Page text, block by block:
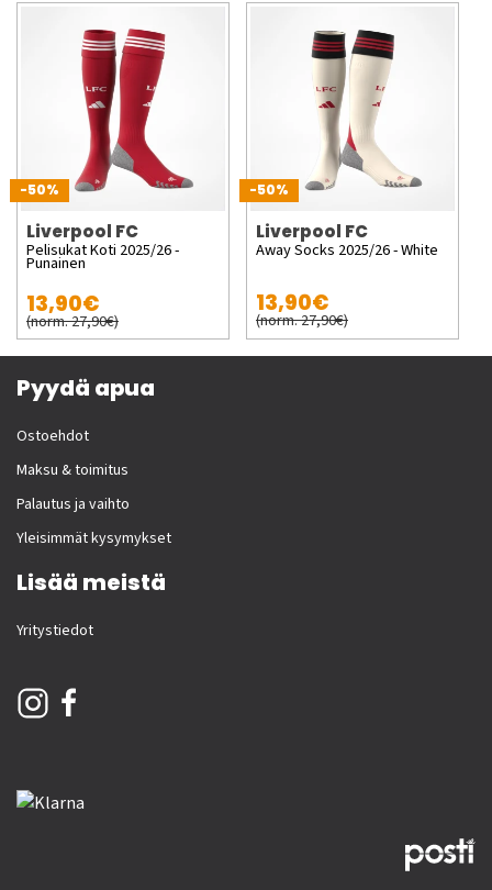
-50%
Liverpool FC
Pelisukat Koti 2025/26 -
Punainen
13,90€
(norm. 27,90€)
-50%
Liverpool FC
Away Socks 2025/26 - White
13,90€
(norm. 27,90€)
Pyydä apua
Ostoehdot
Maksu & toimitus
Palautus ja vaihto
Yleisimmät kysymykset
Lisää meistä
Yritystiedot